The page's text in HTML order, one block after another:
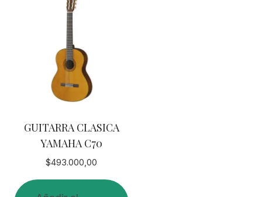
GUITARRA CLASICA
YAMAHA C70
$493.000,00